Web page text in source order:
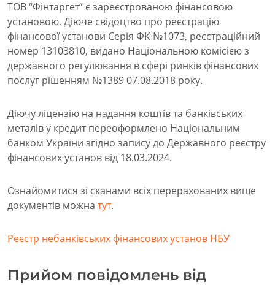
ТОВ “Фінтаргет” є зареєстрованою фінансовою
установою. Діюче свідоцтво про реєстрацію
фінансової установи Серія ФК №1073, реєстраційний
номер 13103810, видано Національною комісією з
державного регулювання в сфері ринків фінансових
послуг рішенням №1389 07.08.2018 року.
Діючу ліцензію на надання коштів та банківських
металів у кредит переоформлено Національним
банком України згідно запису до Державного реєстру
фінансових установ від 18.03.2024.
Ознайомитися зі сканами всіх перерахованих вище
документів можна тут.
Реєстр небанківських фінансових установ НБУ
Прийом повідомлень від